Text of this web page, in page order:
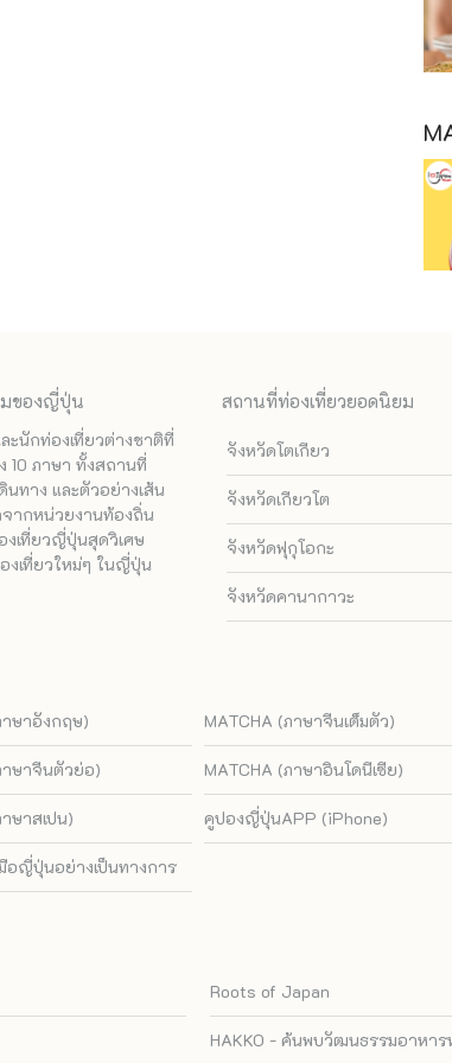
มของญี่ปุ่น
ะนักท่องเที่ยวต่างชาติที่
10 ภาษา ทั้งสถานที่
นทาง และตัวอย่างเส้น
จากหน่วยงานท้องถิ่น
เที่ยวญี่ปุ่นสุดวิเศษ
งเที่ยวใหม่ๆ ในญี่ปุ่น
สถานที่ท่องเที่ยวยอดนิยม
จังหวัดโตเกียว
จังหวัดเกียวโต
จังหวัดฟุกุโอกะ
จังหวัดคานากาวะ
าษาอังกฤษ) MATCHA (ภาษาจีนเต็มตัว)
าษาจีนตัวย่อ) MATCHA (ภาษาอินโดนีเซีย)
ษาสเปน) คูปองญี่ปุ่นAPP (iPhone)
อญี่ปุ่นอย่างเป็นทางการ
Roots of Japan
HAKKO - ค้นพบวัฒนธรรมอาหา